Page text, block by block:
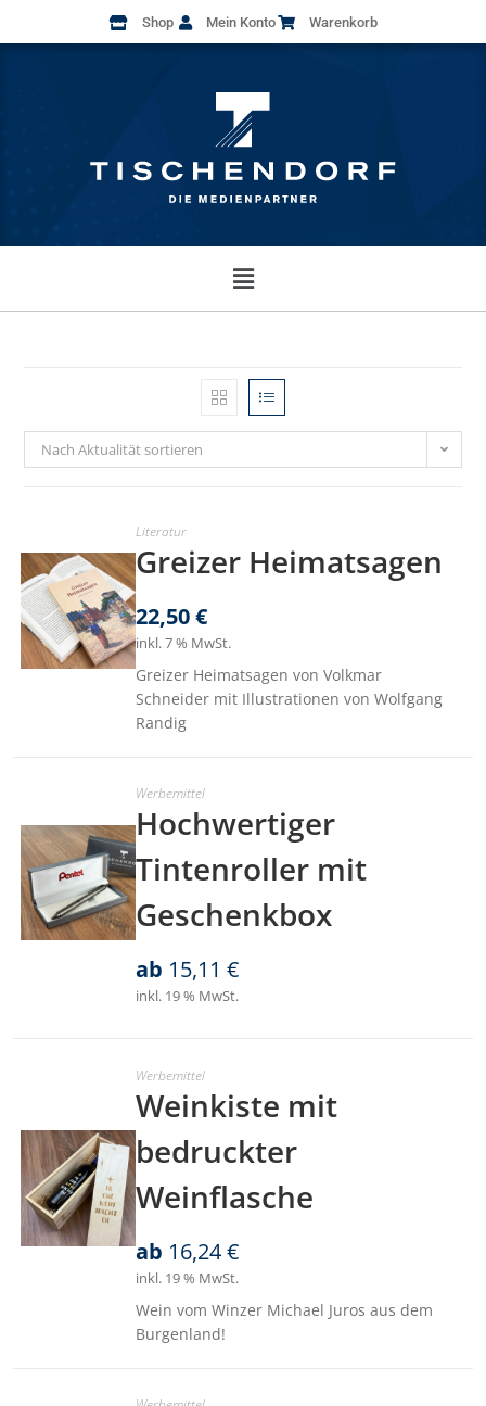
Shop Mein Konto Warenkorb
Nach Aktualität sortieren
Literatur
Greizer Heimatsagen
22,50€
inkl. 7 % MwSt.
Greizer Heimatsagen von Volkmar
Schneider mit Illustrationen von Wolfgang
Randig
Werbemittel
Hochwertiger
Tintenroller mit
Geschenkbox
ab 15,11€
inkl. 19 % MwSt.
Werbemittel
Weinkiste mit
bedruckter
Weinflasche
ab 16,24€
inkl. 19 % MwSt.
Wein vom Winzer Michael Juros aus dem
Burgenland!